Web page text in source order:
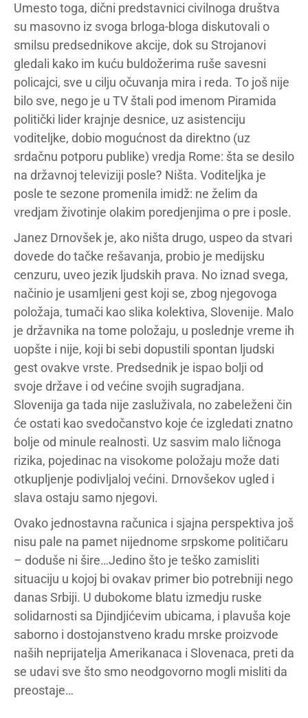
Umesto toga, dični predstavnici civilnoga društva
su masovno iz svoga brloga-bloga diskutovali o
smilsu predsednikove akcije, dok su Strojanovi
gledali kako im kuću buldožerima ruše savesni
policajci, sve u cilju očuvanja mira i reda. To još nije
bilo sve, nego je u TV štali pod imenom Piramida
politički lider krajnje desnice, uz asistenciju
voditeljke, dobio mogućnost da direktno (uz
srdačnu potporu publike) vredja Rome: šta se desilo
na državnoj televiziji posle? Ništa. Voditeljka je
posle te sezone promenila imidž: ne želim da
vredjam životinje olakim poredjenjima o pre i posle.
Janez Drnovšek je, ako ništa drugo, uspeo da stvari
dovede do tačke rešavanja, probio je medijsku
cenzuru, uveo jezik ljudskih prava. No iznad svega,
načinio je usamljeni gest koji se, zbog njegovoga
položaja, tumači kao slika kolektiva, Slovenije. Malo
je državnika na tome položaju, u poslednje vreme ih
uopšte i nije, koji bi sebi dopustili spontan ljudski
gest ovakve vrste. Predsednik je ispao bolji od
svoje države i od većine svojih sugradjana.
Slovenija ga tada nije zasluživala, no zabeleženi čin
će ostati kao svedočanstvo koje će izgledati znatno
bolje od minule realnosti. Uz sasvim malo ličnoga
rizika, pojedinac na visokome položaju može dati
otkupljenje podivljaloj većini. Drnovšekov ugled i
slava ostaju samo njegovi.
Ovako jednostavna računica i sjajna perspektiva još
nisu pale na pamet nijednome srpskome političaru
– doduše ni šire…Jedino što je teško zamisliti
situaciju u kojoj bi ovakav primer bio potrebniji nego
danas Srbiji. U dubokome blatu izmedju ruske
solidarnosti sa Djindjićevim ubicama, i plavuša koje
saborno i dostojanstveno kradu mrske proizvode
naših neprijatelja Amerikanaca i Slovenaca, preti da
se udavi sve što smo neodgovorno mogli misliti da
preostaje…